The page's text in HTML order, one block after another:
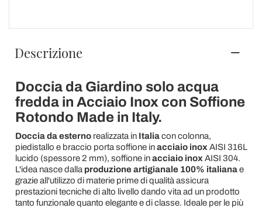
Descrizione
Doccia da Giardino solo acqua
fredda in Acciaio Inox con Soffione
Rotondo Made in Italy.
Doccia da esterno realizzata in Italiacon colonna,
piedistallo e braccio porta soffione inacciaio inox AISI 316L
lucido (spessore 2 mm), soffione inacciaio inox AISI 304.
L'idea nasce dalla produzione artigianale 100% italianae
grazie all'utilizzo di materie prime di qualità assicura
prestazioni tecniche di alto livello dando vita ad un prodotto
tanto funzionale quanto elegante e di classe. Ideale per le più